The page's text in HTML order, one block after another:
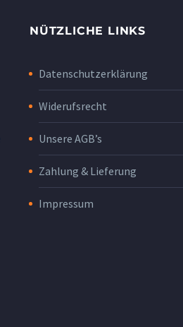
NÜTZLICHE LINKS
Datenschutzerklärung
Widerufsrecht
Unsere AGB’s
Zahlung & Lieferung
Impressum